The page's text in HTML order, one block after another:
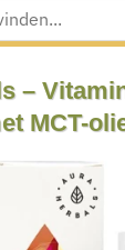
–
MCT-